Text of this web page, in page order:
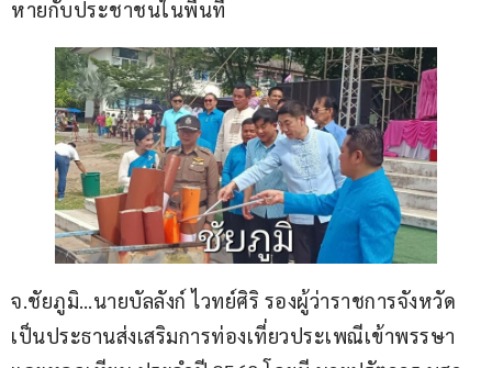
หายกับประชาชนในพื้นที่
จ.ชัยภูมิ…นายบัลลังก์ ไวทย์ศิริ รองผู้ว่าราชการจังหวัด
เป็นประธานส่งเสริมการท่องเที่ยวประเพณีเข้าพรรษา